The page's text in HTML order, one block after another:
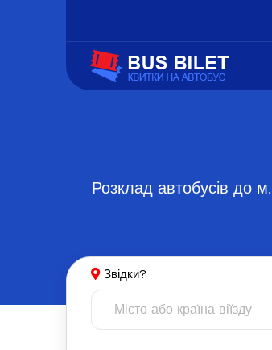
Розклад автобусів до
Звідки?